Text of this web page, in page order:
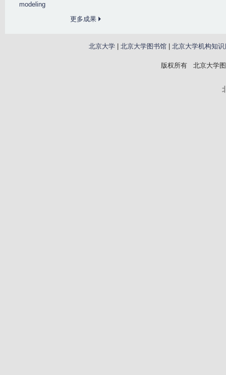
modeling
更多成果
北京大学 | 北京大学图书馆 | 北京大学机构知识
版权所有 北京大学